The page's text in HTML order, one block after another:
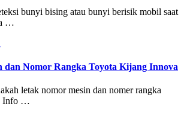
bunyi bising atau bunyi berisik mobil saat
…
dan Nomor Rangka Toyota Kijang Innova
letak nomor mesin dan nomer rangka
Info …